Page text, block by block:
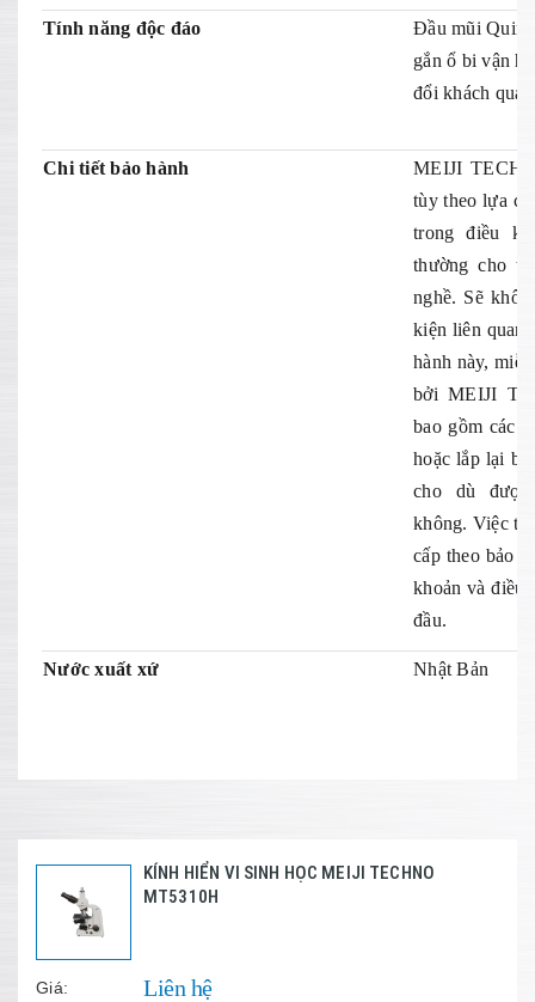
Tính năng độc đáo
Đầu mũi
gắn ổ bi vận
đổi khách
Chi tiết bảo hành
MEIJI
tùy theo lựa
trong điều
thường cho
nghề. Sẽ
kiện liên quan
hành này,
bởi MEIJI
bao gồm các
hoặc lắp lại
cho dù
không. Việc
cấp theo bảo
khoản và điều
đầu.
Nước xuất xứ Nhật Bản
KÍNH HIỂN VI SINH HỌC MEIJI TECHNO
MT5310H
Giá: Liên hệ